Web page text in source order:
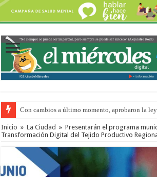
Con cambios a último momento, aprobaron la
Adopción en Entre Ríos: el 35% de los 90
Inicio » La Ciudad » Presentarán el programa
Transformación Digital del Tejido Productivo